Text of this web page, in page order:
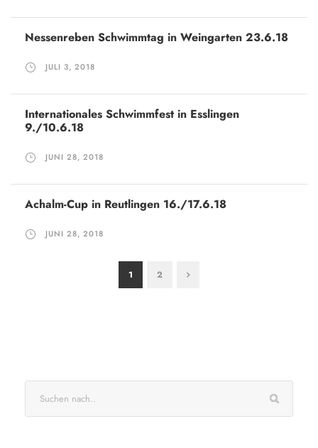
Nessenreben Schwimmtag in Weingarten 23.6.18
JULI 3, 2018
Internationales Schwimmfest in Esslingen
9./10.6.18
JUNI 28, 2018
Achalm-Cup in Reutlingen 16./17.6.18
JUNI 28, 2018
1 2